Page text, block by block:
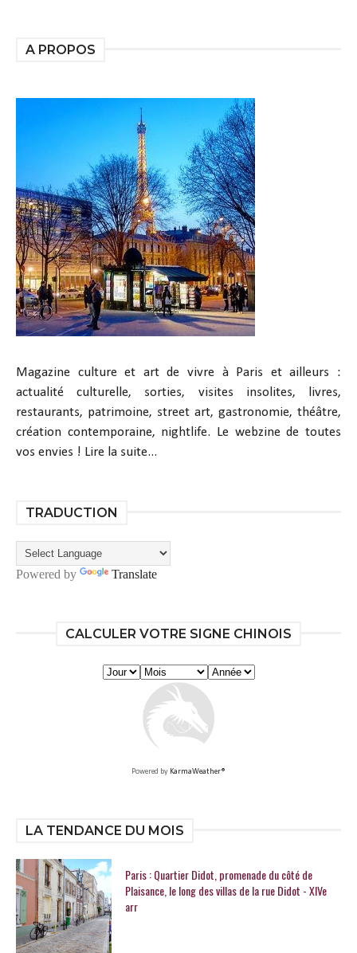
A PROPOS
Magazine culture et art de vivre à Paris et ailleurs :
actualité culturelle, sorties, visites insolites, livres,
restaurants, patrimoine, street art, gastronomie, théâtre,
création contemporaine, nightlife. Le webzine de toutes
vos envies ! Lire la suite...
TRADUCTION
Powered by Translate
CALCULER VOTRE SIGNE CHINOIS
Powered by KarmaWeather®
LA TENDANCE DU MOIS
Paris : Quartier Didot, promenade du côté de
Plaisance, le long des villas de la rue Didot - XIVe
arr